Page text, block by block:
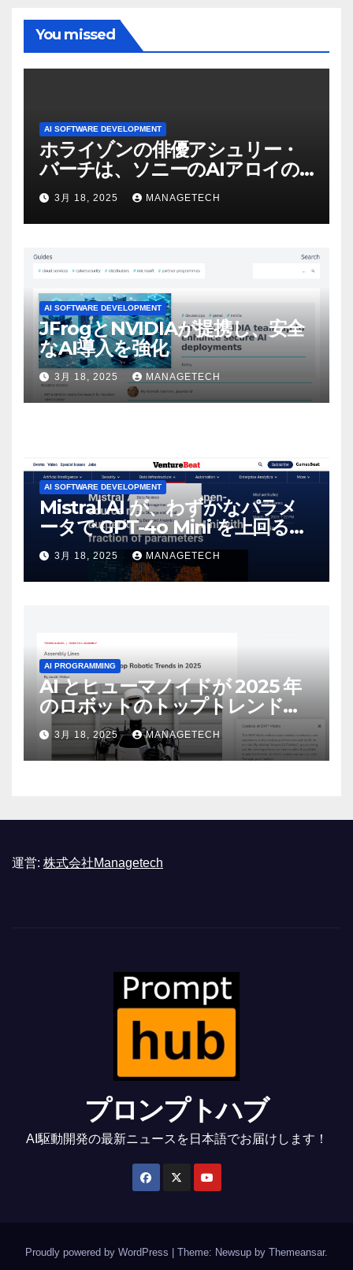
You missed
AI SOFTWARE DEVELOPMENT
ホライゾンの俳優アシュリー・
バーチは、ソニーのAIアロイの
ビデオを見て「ゲームパフォー
マンスという芸術形式に不安を
感じた」と語る – IGN
3月 18, 2025 MANAGETECH
AI SOFTWARE DEVELOPMENT
JFrogとNVIDIAが提携し、安全
なAI導入を強化
3月 18, 2025 MANAGETECH
AI SOFTWARE DEVELOPMENT
Mistral AI が、わずかなパラメ
ータで GPT-4o Mini を上回る新
しいオープンソース モデルをリ
リース | VentureBeat
3月 18, 2025 MANAGETECH
AI PROGRAMMING
AI とヒューマノイドが 2025 年
のロボットのトップトレンドに |
ASSEMBLY
3月 18, 2025 MANAGETECH
運営: 株式会社Managetech
プロンプトハブ
AI駆動開発の最新ニュースを日本語でお届けします！
Proudly powered by WordPress Theme: Newsup by Themeansar.